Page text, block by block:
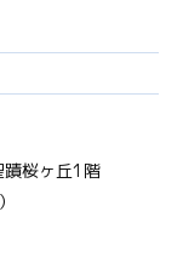
桜ヶ丘1階